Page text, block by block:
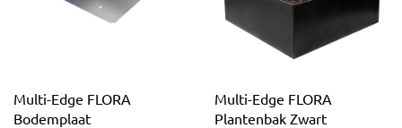
Multi-Edge FLORA
Bodemplaat
Multi-Edge FLORA
Plantenbak Zwart